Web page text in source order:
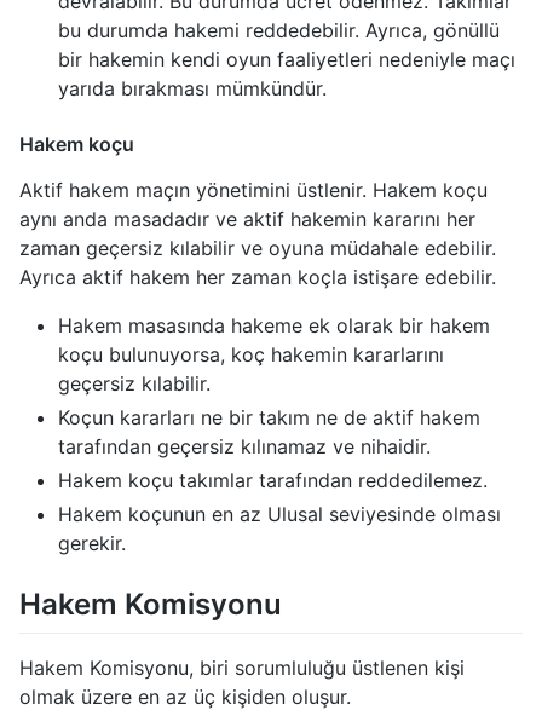
bu durumda hakemi reddedebilir. Ayrıca, gönüllü
bir hakemin kendi oyun faaliyetleri nedeniyle maçı
yarıda bırakması mümkündür.
Hakem koçu
Aktif hakem maçın yönetimini üstlenir. Hakem koçu
aynı anda masadadır ve aktif hakemin kararını her
zaman geçersiz kılabilir ve oyuna müdahale edebilir.
Ayrıca aktif hakem her zaman koçla istişare edebilir.
Hakem masasında hakeme ek olarak bir hakem
koçu bulunuyorsa, koç hakemin kararlarını
geçersiz kılabilir.
Koçun kararları ne bir takım ne de aktif hakem
tarafından geçersiz kılınamaz ve nihaidir.
Hakem koçu takımlar tarafından reddedilemez.
Hakem koçunun en az Ulusal seviyesinde olması
gerekir.
Hakem Komisyonu
Hakem Komisyonu, biri sorumluluğu üstlenen kişi
olmak üzere en az üç kişiden oluşur.